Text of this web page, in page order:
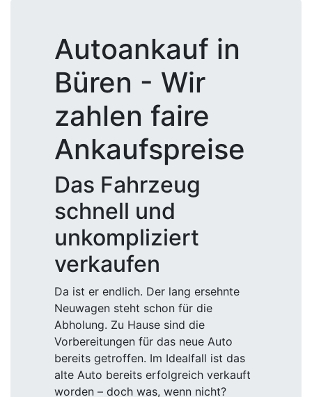
Autoankauf in
Büren - Wir
zahlen faire
Ankaufspreise
Das Fahrzeug
schnell und
unkompliziert
verkaufen
Da ist er endlich. Der lang ersehnte
Neuwagen steht schon für die
Abholung. Zu Hause sind die
Vorbereitungen für das neue Auto
bereits getroffen. Im Idealfall ist das
alte Auto bereits erfolgreich verkauft
worden – doch was, wenn nicht?